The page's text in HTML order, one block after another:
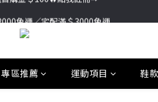
首購金＄100🔥點我註冊➞
專區推薦 運動項目 鞋